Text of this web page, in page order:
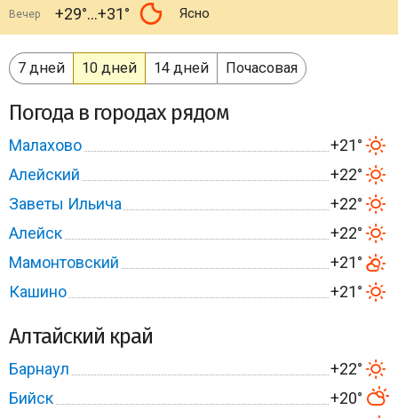
Вечер +29° +31° Ясно
7 дней 10 дней 14 дней Почасовая
Погода в городах рядом
Малахово
+21°
Алейский
+22°
Заветы Ильича
+22°
Алейск
+22°
Мамонтовский
+21°
Кашино
+21°
Алтайский край
Барнаул
+22°
Бийск
+20°